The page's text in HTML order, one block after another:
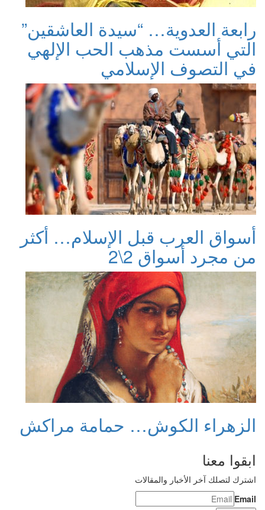
رابعة العدوية… “سيدة العاشقين”
التي أسست مذهب الحب الإلهي
في التصوف الإسلامي
أسواق العرب قبل الإسلام… أكثر
من مجرد أسواق 2\2
الزهراء الكوش… حمامة مراكش
ابقوا معنا
اشترك لتصلك آخر الأخبار والمقالات
Email